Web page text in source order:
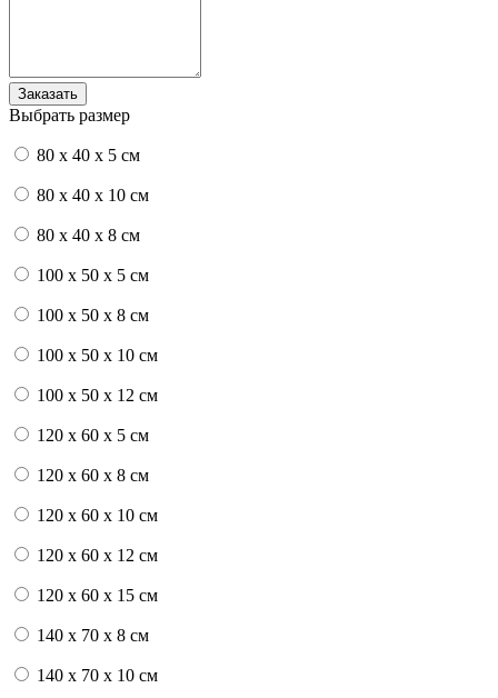
Выбрать размер
80 x 40 x 5 см
80 x 40 x 10 см
80 x 40 x 8 см
100 x 50 x 5 см
100 х 50 х 8 см
100 x 50 x 10 см
100 x 50 x 12 см
120 x 60 x 5 см
120 x 60 x 8 см
120 x 60 x 10 см
120 x 60 x 12 см
120 x 60 x 15 см
140 x 70 x 8 см
140 x 70 x 10 см